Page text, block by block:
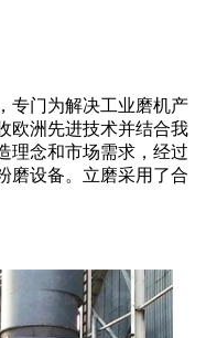
专门为解决工业磨机产
欧洲先进技术并结合我
理念和市场需求，经过
磨设备。立磨采用了合